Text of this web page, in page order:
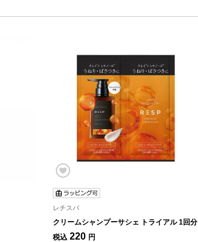
レチスパ
クリームシャンプーサシェ トライアル 1回分
税込 220 円